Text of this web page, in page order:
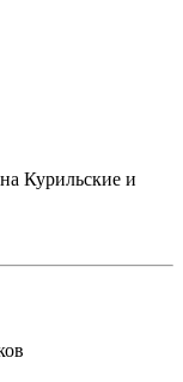
Курильские и